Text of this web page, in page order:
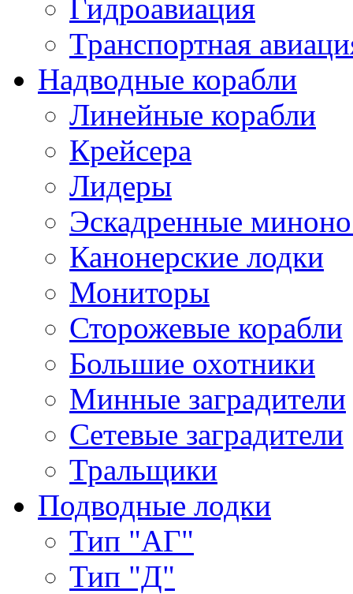
Гидроавиация
Транспортная
Надводные корабли
Линейные корабли
Крейсера
Лидеры
Эскадренные
Канонерские лодки
Мониторы
Сторожевые корабли
Большие охотники
Минные заградители
Сетевые заградители
Тральщики
Подводные лодки
Тип "АГ"
Тип "Д"